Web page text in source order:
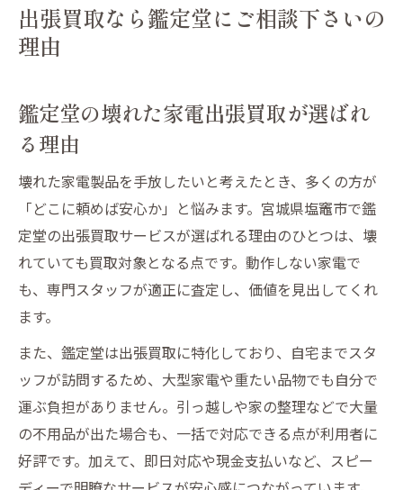
出張買取なら鑑定堂にご相談下さいの
理由
鑑定堂の壊れた家電出張買取が選ばれ
る理由
壊れた家電製品を手放したいと考えたとき、多くの方が
「どこに頼めば安心か」と悩みます。宮城県塩竈市で鑑
定堂の出張買取サービスが選ばれる理由のひとつは、壊
れていても買取対象となる点です。動作しない家電で
も、専門スタッフが適正に査定し、価値を見出してくれ
ます。
また、鑑定堂は出張買取に特化しており、自宅までスタ
ッフが訪問するため、大型家電や重たい品物でも自分で
運ぶ負担がありません。引っ越しや家の整理などで大量
の不用品が出た場合も、一括で対応できる点が利用者に
好評です。加えて、即日対応や現金支払いなど、スピー